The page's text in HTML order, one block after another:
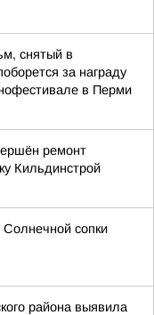
снятый в
за награду
в Перми
ремонт
Кильдинстрой
сопки
района выявила